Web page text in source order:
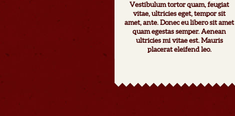
Vestibulum tortor quam, feugiat
vitae, ultricies eget, tempor sit
amet, ante. Donec eu libero sit amet
quam egestas semper. Aenean
ultricies mi vitae est. Mauris
placerat eleifend leo.